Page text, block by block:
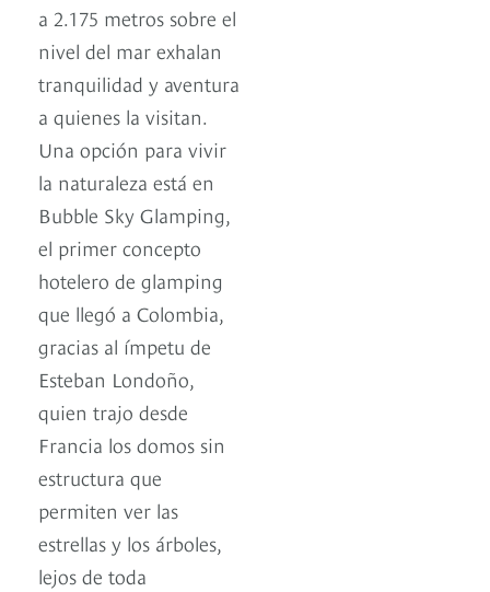
a 2.175 metros sobre el
nivel del mar exhalan
tranquilidad y aventura
a quienes la visitan.
Una opción para vivir
la naturaleza está en
Bubble Sky Glamping,
el primer concepto
hotelero de glamping
que llegó a Colombia,
gracias al ímpetu de
Esteban Londoño,
quien trajo desde
Francia los domos sin
estructura que
permiten ver las
estrellas y los árboles,
lejos de toda